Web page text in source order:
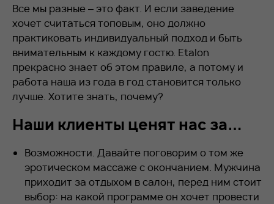
Все мы разные – это факт. И если заведение
хочет считаться топовым, оно должно
практиковать индивидуальный подход и быть
внимательным к каждому гостю. Etalon
прекрасно знает об этом правиле, а потому и
работа наша из года в год становится только
лучше. Хотите знать, почему?
Наши клиенты ценят нас за…
Возможности. Давайте поговорим о том же
эротическом массаже с окончанием. Мужчина
приходит за отдыхом в салон, перед ним стоит
выбор: на какой программе он хочет провести